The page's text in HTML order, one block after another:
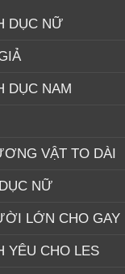
DỤC NỮ
DỤC NAM
VẬT TO DÀI
NỮ
LỚN CHO GAY
YÊU CHO LES